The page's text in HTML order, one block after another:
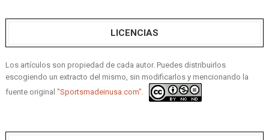
LICENCIAS
Los artículos son propiedad de cada autor. Puedes distribuirlos
escogiendo un extracto del mismo, sin modificarlos y mencionando la
fuente original "Sportsmadeinusa.com".